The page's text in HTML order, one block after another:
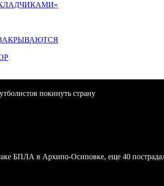
покинуть страну
БПЛА в Архипо-Осиповке, еще 40